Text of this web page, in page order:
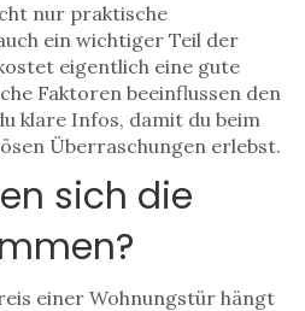
nur praktische
ein wichtiger Teil der
eigentlich eine gute
Faktoren beeinflussen den
klare Infos, damit du beim
Überraschungen erlebst.
sich die
einer Wohnungstür hängt